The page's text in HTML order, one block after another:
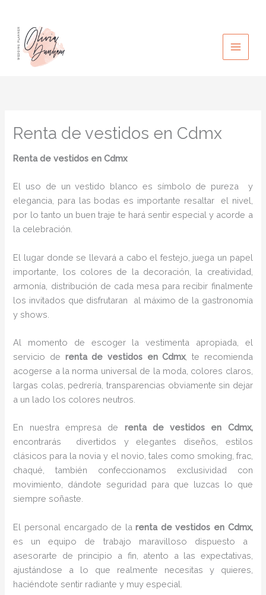
contenido
Renta de vestidos en Cdmx
Renta de vestidos en Cdmx
El uso de un vestido blanco es símbolo de pureza y
elegancia, para las bodas es importante resaltar el nivel,
por lo tanto un buen traje te hará sentir especial y acorde a
la celebración.
El lugar donde se llevará a cabo el festejo, juega un papel
importante, los colores de la decoración, la creatividad,
armonía, distribución de cada mesa para recibir finalmente
los invitados que disfrutaran al máximo de la gastronomía
y shows.
Al momento de escoger la vestimenta apropiada, el
servicio de renta de vestidos en Cdmx, te recomienda
acogerse a la norma universal de la moda, colores claros,
largas colas, pedrería, transparencias obviamente sin dejar
a un lado los colores neutros.
En nuestra empresa de renta de vestidos en Cdmx,
encontrarás
divertidos y elegantes diseños, estilos
clásicos para la novia y el novio, tales como smoking, frac,
chaqué, también confeccionamos exclusividad con
movimiento, dándote seguridad para que luzcas lo que
siempre soñaste.
El personal encargado de larenta de vestidos en Cdmx,
es un equipo de trabajo maravilloso dispuesto a
asesorarte de principio a fin, atento a las expectativas,
ajustándose a lo que realmente necesitas y quieres,
haciéndote sentir radiante y muy especial.